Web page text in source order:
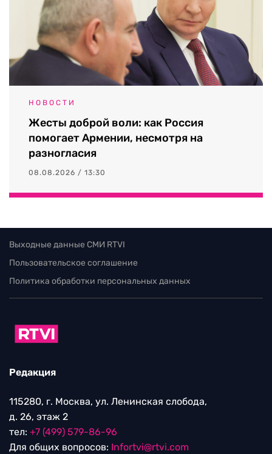
НОВОСТИ
Жесты доброй воли: как Россия
помогает Армении, несмотря на
разногласия
08.08.2026 / 13:30
Выходные данные СМИ RTVI
Пользовательское соглашение
Политика обработки персональных данных
Редакция
115280, г. Москва, ул. Ленинская слобода,
д. 26, этаж 2
тел: +7 (499) 579-86-96
Для общих вопросов: Infortvi@rtvi.com